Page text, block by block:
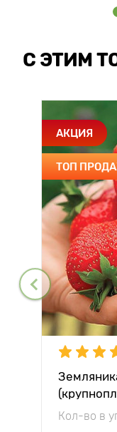
С ЭТИМ
АКЦИЯ
ТОП
Кол-во в